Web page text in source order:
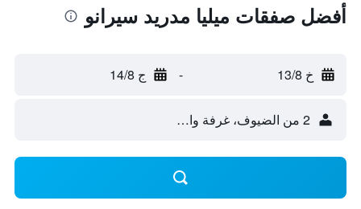
أفضل صفقات ميليا مدريد سيرانو
خ 13/8 - ج 14/8
2 من الضيوف، غرفة واحدة